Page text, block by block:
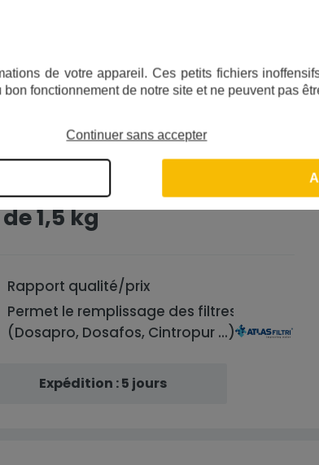
En stock Livraison prévue le :Mardi 11
de 1,5 kg
Rapport qualité/prix
Permet le remplissage des filtres vrac
(Dosapro, Dosafos, Cintropur ...)
Expédition : 5 jours
de votre appareil. Ces petits fichiers
fonctionnement de notre site et ne peuvent pas
Continuer sans accepter